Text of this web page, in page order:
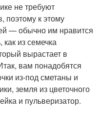
не требуют
поэтому к этому
— обычно им нравится
из семечка
вырастает в
вам понадобятся
из-под сметаны и
земля из цветочного
и пульверизатор.